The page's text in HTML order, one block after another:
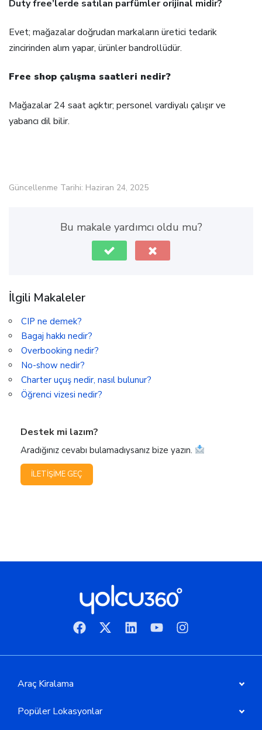
Duty free’lerde satılan parfümler orijinal midir?
Evet; mağazalar doğrudan markaların üretici tedarik
zincirinden alım yapar, ürünler bandrollüdür.
Free shop çalışma saatleri nedir?
Mağazalar 24 saat açıktır; personel vardiyalı çalışır ve
yabancı dil bilir.
Güncellenme Tarihi: Haziran 24, 2025
Bu makale yardımcı oldu mu?
İlgili Makaleler
CIP ne demek?
Bagaj hakkı nedir?
Overbooking nedir?
No-show nedir?
Charter uçuş nedir, nasıl bulunur?
Öğrenci vizesi nedir?
Destek mi lazım?
Aradığınız cevabı bulamadıysanız bize yazın.
İLETIŞIME GEÇ
Araç Kiralama
Popüler Lokasyonlar